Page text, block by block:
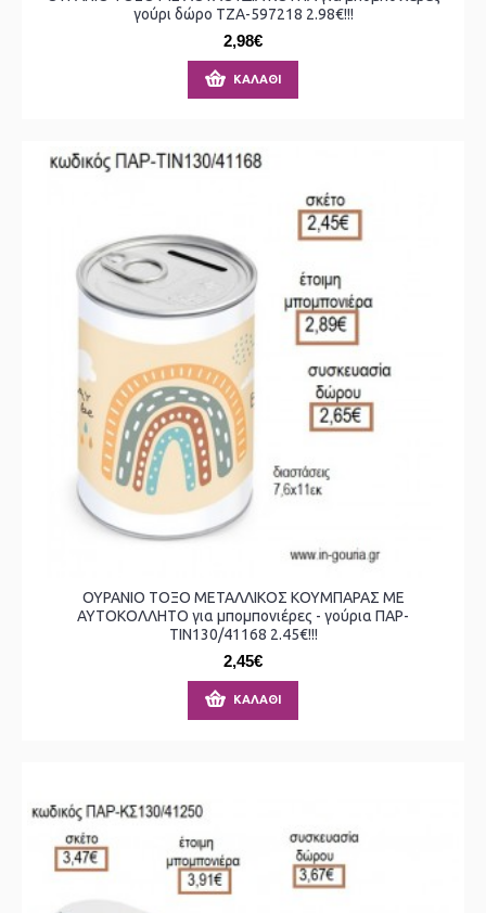
γούρι δώρο ΤΖΑ-597218 2.98€!!!
2,98€
ΚΑΛΆΘΙ
ΟΥΡΑΝΙΟ ΤΟΞΟ ΜΕΤΑΛΛΙΚΟΣ ΚΟΥΜΠΑΡΑΣ ΜΕ
ΑΥΤΟΚΟΛΛΗΤΟ για μπομπονιέρες - γούρια ΠΑΡ-
ΤΙΝ130/41168 2.45€!!!
2,45€
ΚΑΛΆΘΙ